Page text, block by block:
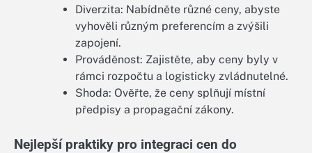
Diverzita: Nabídněte různé ceny, abyste
vyhověli různým preferencím a zvýšili
zapojení.
Prováděnost: Zajistěte, aby ceny byly v
rámci rozpočtu a logisticky zvládnutelné.
Shoda: Ověřte, že ceny splňují místní
předpisy a propagační zákony.
Nejlepší praktiky pro integraci cen do